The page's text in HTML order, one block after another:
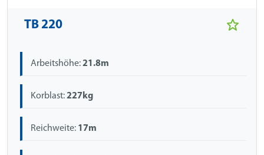
TB 220
Arbeitshöhe:21.8m
Korblast:227kg
Reichweite: 17m